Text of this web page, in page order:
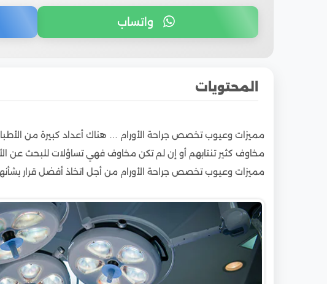
واتساب
المحتويات
2
أفضل الجامعات العالمية للدراسة
2.1
الدراسة في مصر للوافدين
مميزات وعيوب تخصص جراحة الأورام … هناك أعداد كبيرة من
مخاوف كثير تنتابهم أو إن لم تكن مخاوف فهي تساؤلات للبحث عن
مميزات وعيوب تخصص جراحة الأورام من أجل اتخاذ أفضل قرار